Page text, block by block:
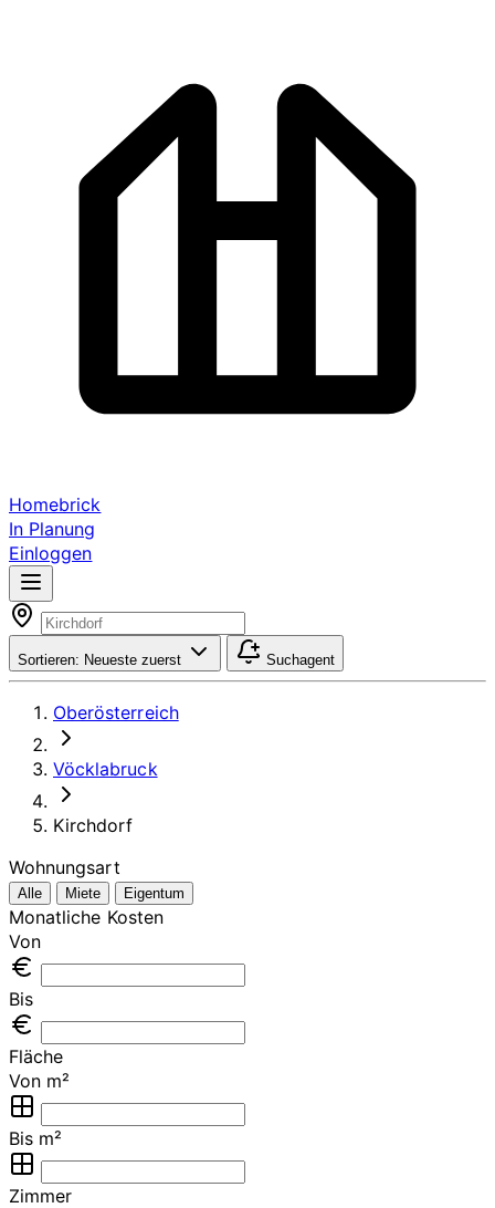
Homebrick
In Planung
Einloggen
Sortieren: Neueste zuerst Suchagent
Oberösterreich
Vöcklabruck
Kirchdorf
Wohnungsart
Alle Miete Eigentum
Monatliche Kosten
Von
Bis
Fläche
Von m²
Bis m²
Zimmer